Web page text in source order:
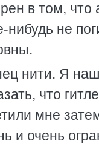
в том,
нибудь не
нити. Я
что
мне
и очень